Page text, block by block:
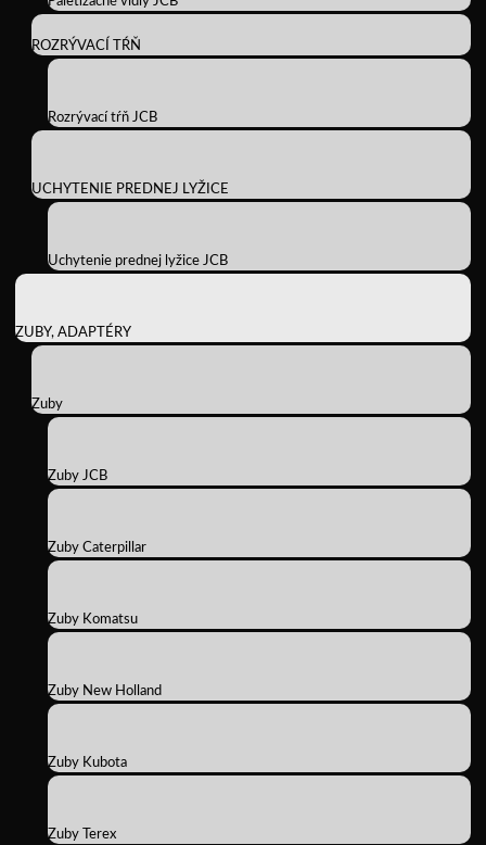
ROZRÝVACÍ TŔŇ
Rozrývací tŕň JCB
UCHYTENIE PREDNEJ LYŽICE
Uchytenie prednej lyžice JCB
ZUBY, ADAPTÉRY
Zuby
Zuby JCB
Zuby Caterpillar
Zuby Komatsu
Zuby New Holland
Zuby Kubota
Zuby Terex